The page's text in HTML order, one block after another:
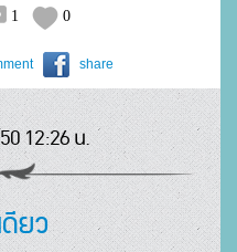
1 0
share
12:26 น.
ยว